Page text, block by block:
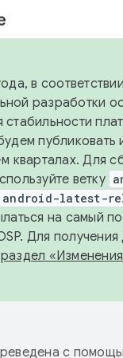
в
разработки
стабильности
публиковать
кварталах. Для
ветку
android-latest-
на самый
Для
раздел
с